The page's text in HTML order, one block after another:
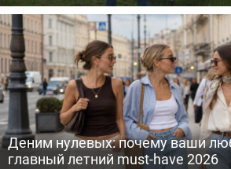
Деним нулевых: почему ваши
главный летний must-have 2026